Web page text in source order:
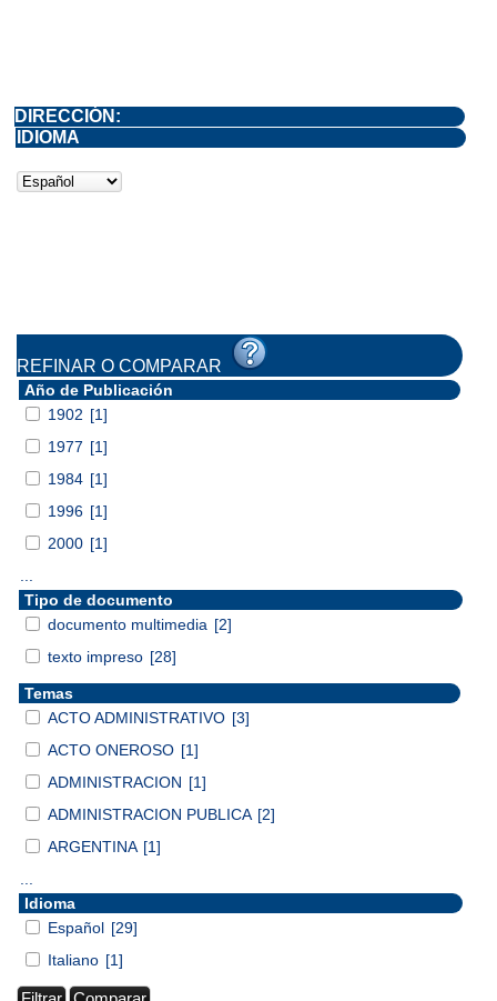
DIRECCIÓN:
IDIOMA
REFINAR O COMPARAR
Año de Publicación
1902 [1]
1977 [1]
1984 [1]
1996 [1]
2000 [1]
Tipo de documento
documento multimedia [2]
texto impreso [28]
Temas
ACTO ADMINISTRATIVO [3]
ACTO ONEROSO [1]
ADMINISTRACION [1]
ADMINISTRACION PUBLICA [2]
ARGENTINA [1]
Idioma
Español [29]
Italiano [1]